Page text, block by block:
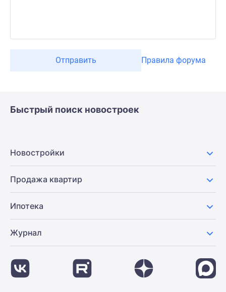
Отправить Правила форума
Быстрый поиск новостроек
Новостройки
Продажа квартир
Ипотека
Журнал